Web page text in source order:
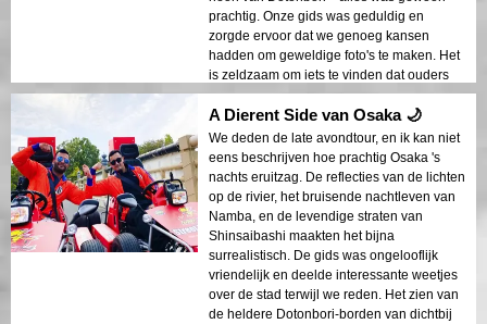
prachtig. Onze gids was geduldig en
zorgde ervoor dat we genoeg kansen
hadden om geweldige foto's te maken. Het
is zeldzaam om iets te vinden dat ouders
en kinderen gelijkwaardig kunnen
waarderen, maar deze tour was perfect!
A Dierent Side van Osaka 🌙
We deden de late avondtour, en ik kan niet
eens beschrijven hoe prachtig Osaka 's
nachts eruitzag. De reflecties van de lichten
op de rivier, het bruisende nachtleven van
Namba, en de levendige straten van
Shinsaibashi maakten het bijna
surrealistisch. De gids was ongelooflijk
vriendelijk en deelde interessante weetjes
over de stad terwijl we reden. Het zien van
de heldere Dotonbori-borden van dichtbij